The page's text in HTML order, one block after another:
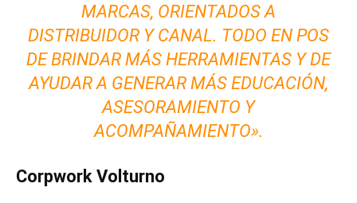
MARCAS, ORIENTADOS A
DISTRIBUIDOR Y CANAL. TODO EN POS
DE BRINDAR MÁS HERRAMIENTAS Y DE
AYUDAR A GENERAR MÁS EDUCACIÓN,
ASESORAMIENTO Y
ACOMPAÑAMIENTO».
Corpwork Volturno